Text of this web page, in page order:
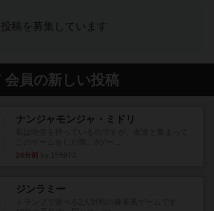
投稿を募集しています
会員の新しい投稿
ナンジャモンジャ・ミドリ
28分前
ジンラミー